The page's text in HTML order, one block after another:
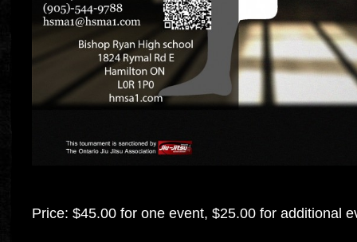
Price: $45.00 for one event, $25.00 for additional